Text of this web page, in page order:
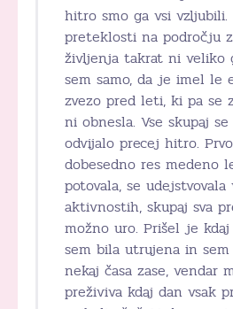
hitro smo ga vsi vzljubili.
preteklosti na področju
življenja takrat ni veliko
sem samo, da je imel le
zvezo pred leti, ki pa se
ni obnesla. Vse skupaj
odvijalo precej hitro.
dobesedno res medeno
potovala, se
aktivnostih, skupaj sva
možno uro. Prišel je
sem bila utrujena in
nekaj časa zase, vendar
preživiva kdaj dan vsak